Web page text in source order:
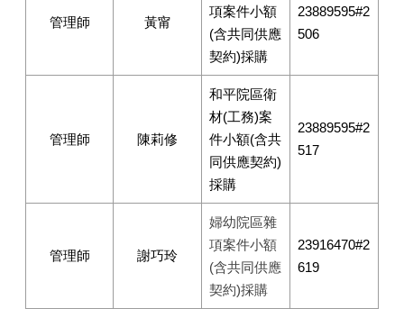
管理師 黃甯
項案件小額
(含共同供應
契約)採購
23889595#2
506
管理師 陳莉修
和平院區衛
材(工務)案
件小額(含共
同供應契約)
採購
23889595#2
517
管理師 謝巧玲
婦幼院區雜
項案件小額
(含共同供應
契約)採購
23916470#2
619